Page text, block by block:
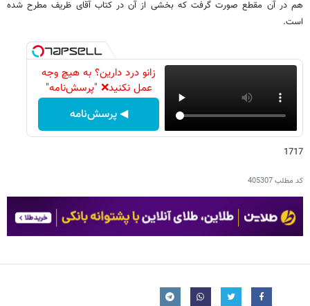
هم در آن مقطع صورت گرفت که بخشی از آن در کتاب آقای ظریف مطرح شده
است.
زانو درد دارین؟ به هیچ وجه
عمل نکنید❌ "پرسش‌نامه"
◀ پرسش‌نامه
1717
کد مطلب405307